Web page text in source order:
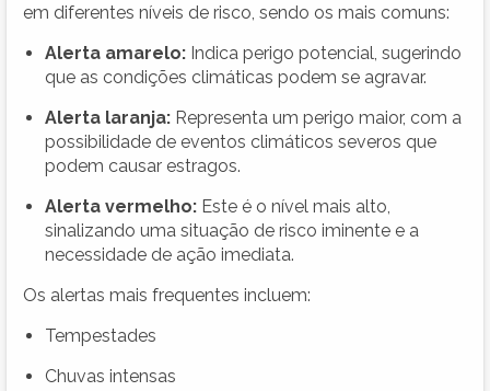
em diferentes níveis de risco, sendo os mais comuns:
Alerta amarelo: Indica perigo potencial, sugerindo
que as condições climáticas podem se agravar.
Alerta laranja: Representa um perigo maior, com a
possibilidade de eventos climáticos severos que
podem causar estragos.
Alerta vermelho: Este é o nível mais alto,
sinalizando uma situação de risco iminente e a
necessidade de ação imediata.
Os alertas mais frequentes incluem:
Tempestades
Chuvas intensas